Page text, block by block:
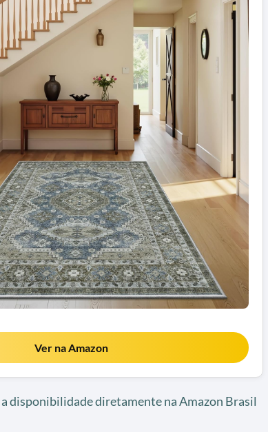
Ver na Amazon
disponibilidade diretamente na Amazon Brasil